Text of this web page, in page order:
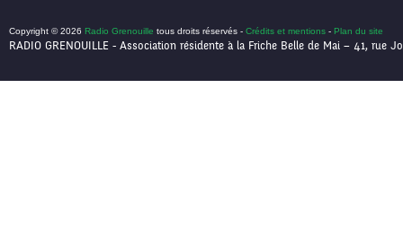
Copyright © 2026 Radio Grenouille tous droits réservés - Crédits et mentions - Plan du site
RADIO GRENOUILLE - Association résidente à la Friche Belle de Mai – 41, rue